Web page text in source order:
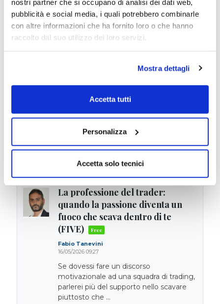
nostri partner che si occupano di analisi dei dati web,
pubblicità e social media, i quali potrebbero combinarle
con altre informazioni che ha fornito loro o che hanno
raccolto dal suo utilizzo dei loro servizi.
Mostra dettagli
Accetta tutti
Personalizza
Accetta solo tecnici
Un fondo multi-asset globale che
combina azioni, bond governativi e
gestione attiva del rischio in un unico
strumento. Il Capital ...
Fidelity Iberia Fund. Perché sempre più
investitori stanno tornando su Spagna e
Tech Equity (LU1725200650): recensione
raddoppiato il capitale in 3 anni
24/06/2026 -Quattro fondi sotto esame:
analizzati con Sharpe Ratio, Ulcer Index,
La professione del trader:
quando la passione diventa un
fuoco che scava dentro di te
(FIVE)
Fabio Tanevini
16/05/2026 09:27
Se dovessi fare un discorso
motivazionale ad una squadra di trading,
parlerei più del supporto nello scavare
piuttosto che ...